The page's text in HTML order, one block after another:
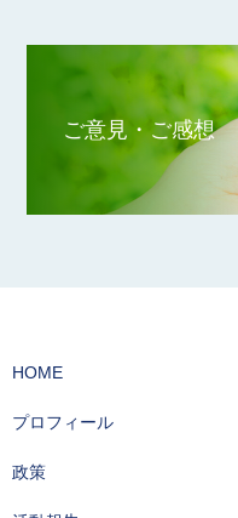
ご意見・ご感想
HOME
プロフィール
政策